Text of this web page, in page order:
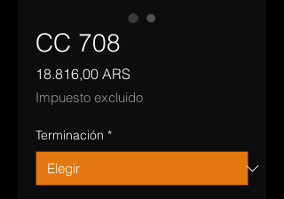
CC 708
18.816,00 ARS
Impuesto excluido
Terminación *